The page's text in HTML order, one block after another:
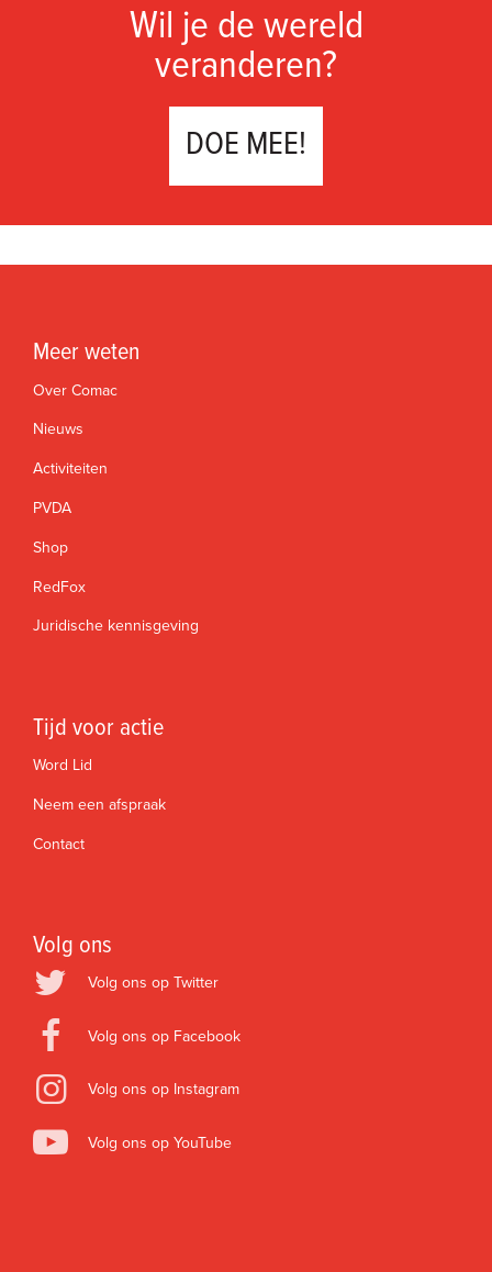
Wil je de wereld
veranderen?
DOE MEE!
Meer weten
Over Comac
Nieuws
Activiteiten
PVDA
Shop
RedFox
Juridische kennisgeving
Tijd voor actie
Word Lid
Neem een afspraak
Contact
Volg ons
Volg ons op Twitter
Volg ons op Facebook
Volg ons op Instagram
Volg ons op YouTube